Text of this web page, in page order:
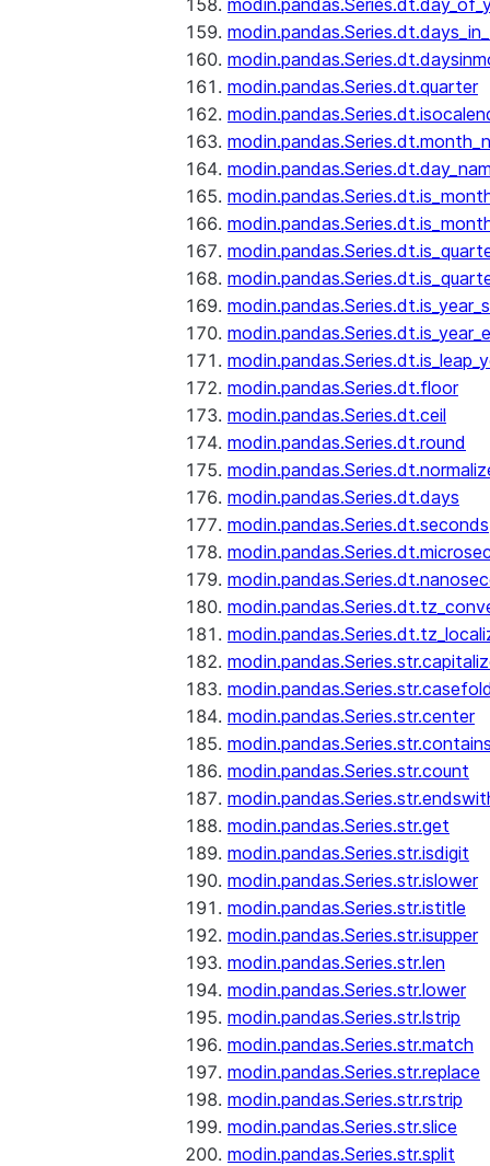
modin.pandas.Series.dt.quarter
modin.pandas.Series.dt.floor
modin.pandas.Series.dt.ceil
modin.pandas.Series.dt.round
modin.pandas.Series.dt.days
modin.pandas.Series.dt.seconds
modin.pandas.Series.str.center
modin.pandas.Series.str.count
modin.pandas.Series.str.get
modin.pandas.Series.str.isdigit
modin.pandas.Series.str.islower
modin.pandas.Series.str.istitle
modin.pandas.Series.str.isupper
modin.pandas.Series.str.len
modin.pandas.Series.str.lower
modin.pandas.Series.str.lstrip
modin.pandas.Series.str.match
modin.pandas.Series.str.replace
modin.pandas.Series.str.rstrip
modin.pandas.Series.str.slice
modin.pandas.Series.str.split